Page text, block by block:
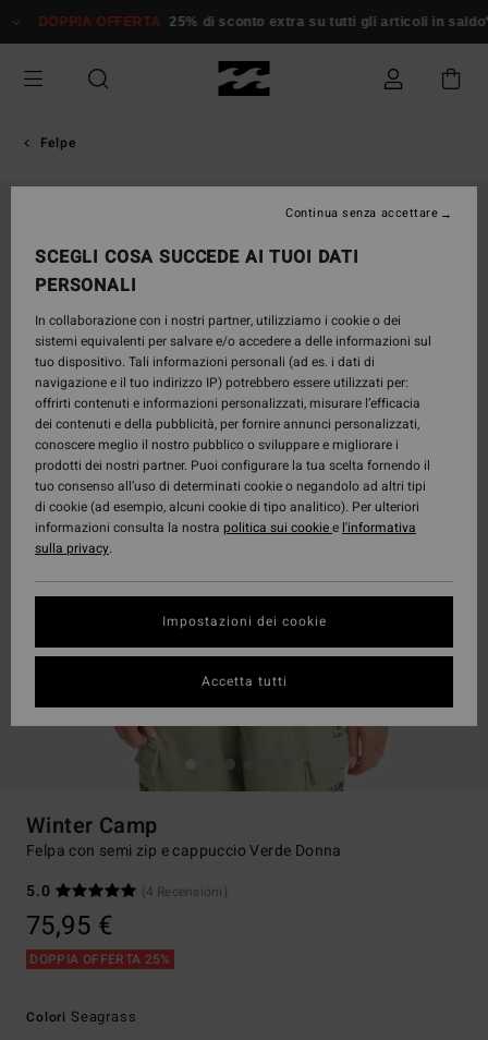
alle
prodotto
DOPPIA OFFERTA 25% di sconto extra su tutti gli articoli in saldo*
Felpe
Winter Camp
Felpa con semi zip e cappuccio Verde Donna
5.0
(4 Recensioni)
75,95 €
DOPPIA OFFERTA 25%
Colori Seagrass
SCEGLI COSA SUCCEDE AI TUOI DATI
PERSONALI
In collaborazione con i nostri partner, utilizziamo i cookie o dei
sistemi equivalenti per salvare e/o accedere a delle informazioni sul
tuo dispositivo. Tali informazioni personali (ad es. i dati di
navigazione e il tuo indirizzo IP) potrebbero essere utilizzati per:
offrirti contenuti e informazioni personalizzati, misurare l’efficacia
dei contenuti e della pubblicità, per fornire annunci personalizzati,
conoscere meglio il nostro pubblico o sviluppare e migliorare i
prodotti dei nostri partner. Puoi configurare la tua scelta fornendo il
tuo consenso all’uso di determinati cookie o negandolo ad altri tipi
di cookie (ad esempio, alcuni cookie di tipo analitico). Per ulteriori
informazioni consulta la nostra politica sui cookiee l'informativa
sulla privacy.
Impostazioni dei cookie
Continua senza accettare
Accetta tutti